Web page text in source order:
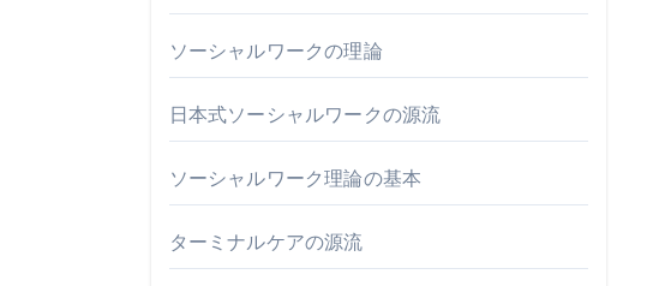
ソーシャルワークの理論
日本式ソーシャルワークの源流
ソーシャルワーク理論の基本
ターミナルケアの源流